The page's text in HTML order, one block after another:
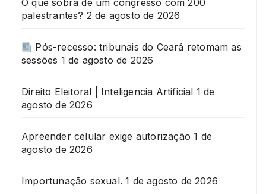
O que sobra de um congresso com 200
palestrantes? 2 de agosto de 2026
Pós-recesso: tribunais do Ceará retomam as
sessões 1 de agosto de 2026
Direito Eleitoral | Inteligencia Artificial 1 de
agosto de 2026
Apreender celular exige autorização 1 de
agosto de 2026
Importunação sexual. 1 de agosto de 2026